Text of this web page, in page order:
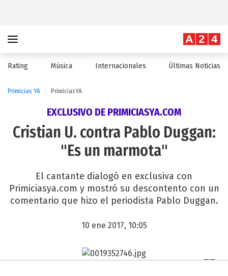
Rating Música Internacionales Últimas Noticias
Primicias YA PrimiciasYA
EXCLUSIVO DE PRIMICIASYA.COM
Cristian U. contra Pablo Duggan:
"Es un marmota"
El cantante dialogó en exclusiva con
Primiciasya.com y mostró su descontento con un
comentario que hizo el periodista Pablo Duggan.
10 ene 2017, 10:05